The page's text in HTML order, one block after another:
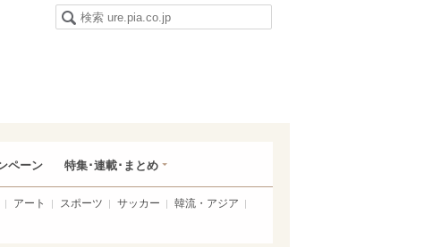
ペーン 特集･連載･まとめ
アート スポーツ サッカー
韓流・アジア